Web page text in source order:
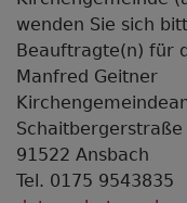
wenden Sie sich
Beauftragte(n) für
Manfred Geitner
Schaitbergerstraße
91522 Ansbach
Tel. 0175 9543835